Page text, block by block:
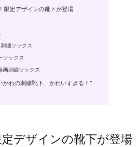
限定デザインの靴下が登場
繍ソックス
ソックス
画刺繍ソックス
かわの刺繍靴下、かわいすぎる！”
デザインの靴下が登場